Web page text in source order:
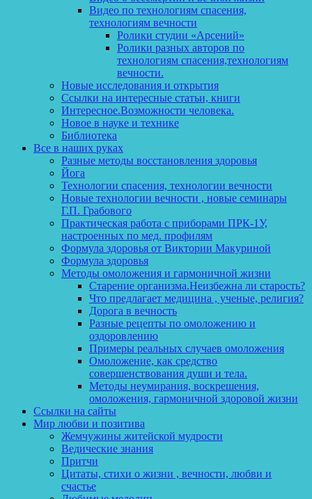
Видео по технологиям спасения,
технологиям вечности
Ролики студии «Арсений»
Ролики разных авторов по
технологиям спасения,технологиям
вечности.
Новые исследования и открытия
Ссылки на интересные статьи, книги
Интересное.Возможности человека.
Новое в науке и технике
Библиотека
Все в наших руках
Разные методы восстановления здоровья
Йога
Технологии спасения, технологии вечности
Новые технологии вечности , новые семинары
Г.П. Грабового
Практическая работа с приборами ПРК-1У,
настроенных по мед. профилям
Формула здоровья от Виктории Макуриной
Формула здоровья
Методы омоложения и гармоничной жизни
Старение организма.Неизбежна ли старость?
Что предлагает медицина , ученые, религия?
Дорога в вечность
Разные рецепты по омоложению и
оздоровлению
Примеры реальных случаев омоложения
Омоложение, как средство
совершенствования души и тела.
Методы неумирания, воскрешения,
омоложения, гармоничной здоровой жизни
Ссылки на сайты
Мир любви и позитива
Жемчужины житейской мудрости
Ведические знания
Притчи
Цитаты, стихи о жизни , вечности, любви и
счастье